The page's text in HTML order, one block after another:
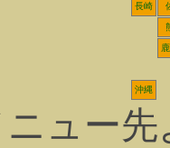
長崎
沖縄
ュー先